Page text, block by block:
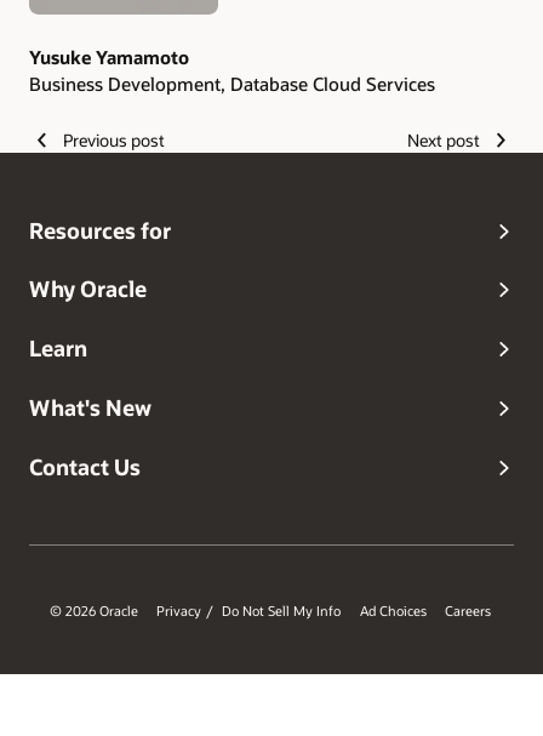
Yusuke Yamamoto
Business Development, Database Cloud Services
Previous post Next post
Resources for
Why Oracle
Learn
What's New
Contact Us
© 2026 Oracle Privacy / Do Not Sell My Info Ad Choices Careers